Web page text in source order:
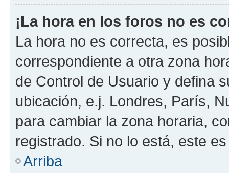
¡La hora en los foros no es
La hora no es correcta, es
correspondiente a otra zona
de Control de Usuario y defina
ubicación, e.j. Londres, París,
para cambiar la zona horaria,
registrado. Si no lo está, este
Arriba